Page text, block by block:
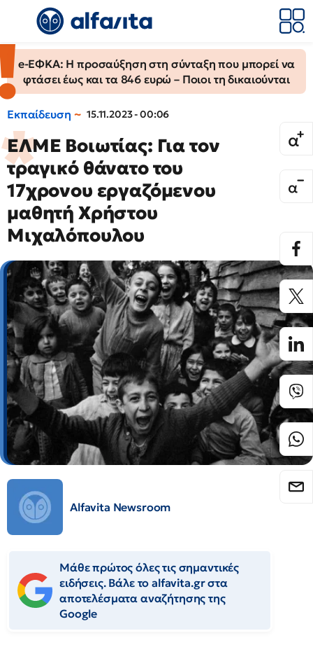
e-ΕΦΚΑ: Η προσαύξηση στη σύνταξη που μπορεί να
φτάσει έως και τα 846 ευρώ – Ποιοι τη δικαιούνται
Εκπαίδευση 15.11.2023 - 00:06
ΕΛΜΕ Βοιωτίας: Για τον
τραγικό θάνατο του
17χρονου εργαζόμενου
μαθητή Χρήστου
Μιχαλόπουλου
Alfavita Newsroom
Μάθε πρώτος όλες τις σημαντικές
ειδήσεις. Βάλε το alfavita.gr στα
αποτελέσματα αναζήτησης της
Google